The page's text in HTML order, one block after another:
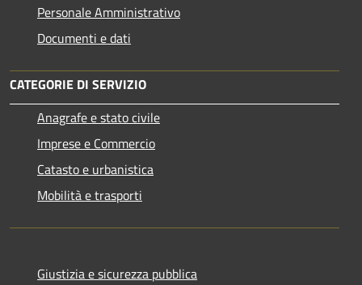
Personale Amministrativo
Documenti e dati
CATEGORIE DI SERVIZIO
Anagrafe e stato civile
Imprese e Commercio
Catasto e urbanistica
Mobilità e trasporti
Giustizia e sicurezza pubblica